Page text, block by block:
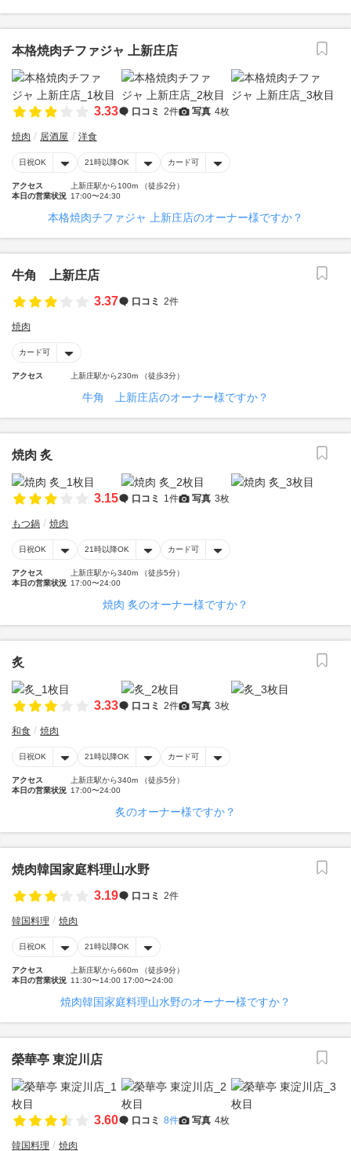
本格焼肉チファジャ 上新庄店
3.33 口コミ 2件 写真 4枚
焼肉 居酒屋 洋食
日祝OK 21時以降OK カード可
アクセス
上新庄駅から100m （徒歩2分）
本日の営業状況 17:00〜24:30
本格焼肉チファジャ 上新庄店のオーナー様ですか？
牛角 上新庄店
3.37
口コミ 2件
焼肉
カード可
アクセス 上新庄駅から230m （徒歩3分）
牛角 上新庄店のオーナー様ですか？
焼肉 炙
3.15 口コミ 1件 写真 3枚
もつ鍋 焼肉
日祝OK 21時以降OK カード可
アクセス
上新庄駅から340m （徒歩5分）
本日の営業状況 17:00〜24:00
焼肉 炙のオーナー様ですか？
炙
3.33 口コミ 2件 写真 3枚
和食 焼肉
日祝OK 21時以降OK カード可
アクセス
上新庄駅から340m （徒歩5分）
本日の営業状況 17:00〜24:00
炙のオーナー様ですか？
焼肉韓国家庭料理山水野
3.19
口コミ 2件
韓国料理 焼肉
日祝OK 21時以降OK
アクセス
上新庄駅から660m （徒歩9分）
本日の営業状況 11:30〜14:00 17:00〜24:00
焼肉韓国家庭料理山水野のオーナー様ですか？
榮華亭 東淀川店
3.60 口コミ 8件 写真 4枚
韓国料理 焼肉